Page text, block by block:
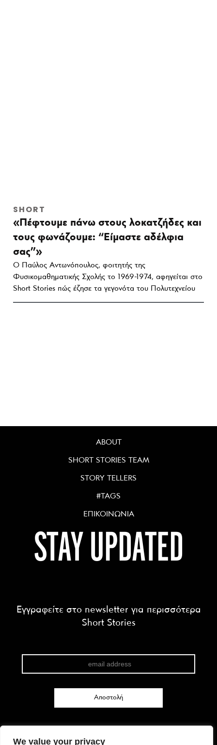
We value your privacy
SHORT
«Πέφτουμε πάνω στους λοκατζήδες και
τους φωνάζουμε: “Είμαστε αδέλφια
σας”»
Ο Παύλος Αντωνόπουλος, φοιτητής της
Φυσικομαθηματικής Σχολής το 1969-1974, αφηγείται στο
Short Stories πώς έζησε τα γεγονότα του Πολυτεχνείου
ABOUT
SHORT STORIES TEAM
STORY TELLERS
#TAGS
ΕΠΙΚΟΙΝΩΝΙΑ
STAY UPDATED
Εγγραφείτε στο newsletter για περισσότερα
Short Stories